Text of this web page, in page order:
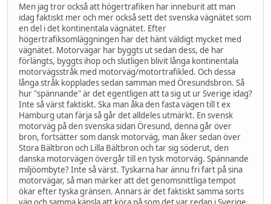
Men jag tror också att högertrafiken har inneburit att man
idag faktiskt mer och mer också sett det svenska vägnätet som
en del i det kontinentala vägnätet. Efter
högertrafiksomläggningen har det hänt väldigt mycket med
vägnätet. Motorvägar har byggts ut sedan dess, de har
förlängts, byggts ihop och slutligen blivit långa kontinentala
motorvägsstråk med motorväg/motortrafikled. Och dessa
långa stråk kopplades sedan samman med Öresundsbron. Så
hur "spännande" är det egentligen att ta sig ut ur Sverige idag?
Inte så värst faktiskt. Ska man åka den fasta vägen till t ex
Hamburg utan färja så går det alldeles utmärkt. En svensk
motorväg på den svenska sidan Öresund, denna går över
bron, fortsätter som dansk motorväg, man åker sedan över
Stora Bältbron och Lilla Bältbron och tar sig söderut, den
danska motorvägen övergår till en tysk motorväg. Spännande
miljöombyte? Inte så värst. Tyskarna har ännu fri fart på sina
motorvägar, så man märker att det genomsnittliga tempot
ökar efter tyska gränsen. Annars är det faktiskt samma sorts